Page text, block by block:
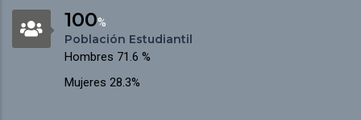
100%
Población Estudiantil
Hombres 71.6 %
Mujeres 28.3%